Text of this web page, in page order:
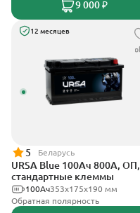
9 000 ₽
12 месяцев
5 Беларусь
URSA Blue 100Ач 800А, ОП,
стандартные клеммы
353х175х190 мм
100Ач
Обратная полярность